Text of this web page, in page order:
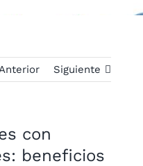
Siguiente
con
beneficios